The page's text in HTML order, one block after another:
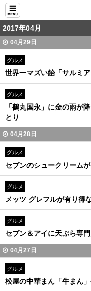
2017年04月
04月29日
グルメ
世界一マズい飴「サルミ
グルメ
「鶴丸国永」に金の雨が
とり
04月28日
グルメ
セブンのシュークリーム
グルメ
メッツ グレフルが有り得
グルメ
セブン＆アイに天ぷら専
04月27日
グルメ
松屋の中華まん「牛まん